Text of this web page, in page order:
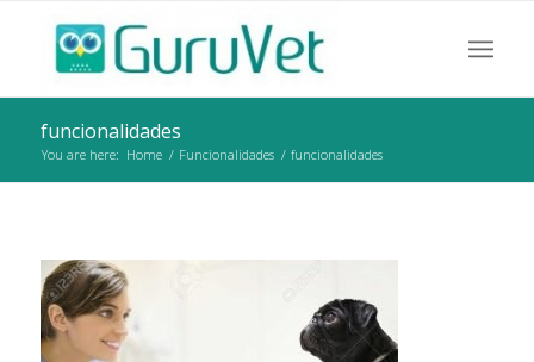
funcionalidades
You are here: Home / Funcionalidades / funcionalidades